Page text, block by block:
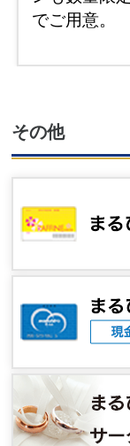
でご用意。
その他